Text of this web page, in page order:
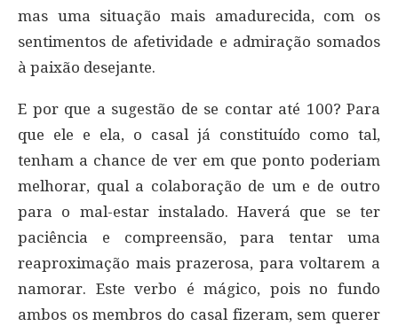
mas uma situação mais amadurecida, com os
sentimentos de afetividade e admiração somados
à paixão desejante.
E por que a sugestão de se contar até 100? Para
que ele e ela, o casal já constituído como tal,
tenham a chance de ver em que ponto poderiam
melhorar, qual a colaboração de um e de outro
para o mal-estar instalado. Haverá que se ter
paciência e compreensão, para tentar uma
reaproximação mais prazerosa, para voltarem a
namorar. Este verbo é mágico, pois no fundo
ambos os membros do casal fizeram, sem querer